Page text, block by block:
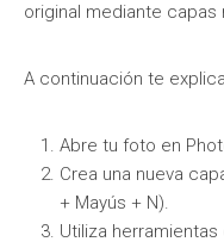
original mediante capas
A continuación te
Abre tu foto en
Crea una nueva
+ Mayús + N).
Utiliza